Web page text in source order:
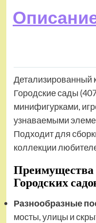
Детализированный
Городские сады
минифигурками,
узнаваемыми
Подходит для
коллекции
Преимущества
Городских
Разнообразные
мосты, улицы и